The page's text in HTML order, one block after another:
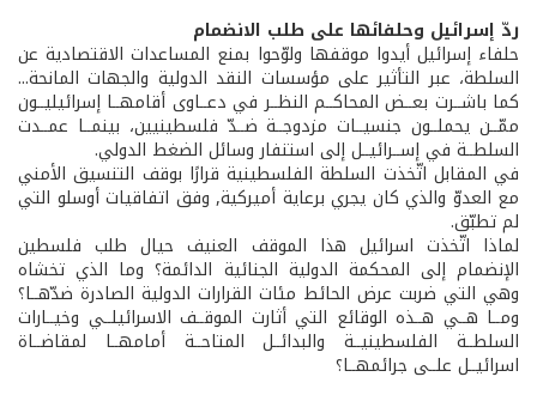
ردّ إسرائيل وحلفائها على طلب الانضمام
حلفاء إسرائيل أيدوا موقفها ولوّحوا بمنع المساعدات الاقتصادية عن
السلطة، عبر التأثير على مؤسسات النقد الدولية والجهات المانحة...
كما باشــرت بعــض المحاكــم النظــر في دعــاوى أقامهــا إسرائيليــون
ممّــن يحملــون جنسيــات مزدوجــة ضــدّ فلسطينيين، بينمــا عمــدت
السلطــة في إســرائيــل إلى استنفار وسائل الضغط الدولي.
في المقابل اتّخذت السلطة الفلسطينية قرارًا بوقف التنسيق الأمني
مع العدوّ والذي كان يجري برعاية أميركية, وفق اتفاقيات أوسلو التي
لم تطبّق.
لماذا اتّخذت اسرائيل هذا الموقف العنيف حيال طلب فلسطين
الإنضمام إلى المحكمة الدولية الجنائية الدائمة؟ وما الذي تخشاه
وهي التي ضربت عرض الحائط مئات القرارات الدولية الصادرة ضدّهــا؟
ومــا هــي هــذه الوقائع التي أثارت الموقــف الاسرائيلــي وخيــارات
السلطــة الفلسطينيــة والبدائــل المتاحــة أمامهــا لمقاضــاة
اسرائيــل علــى جرائمهــا؟